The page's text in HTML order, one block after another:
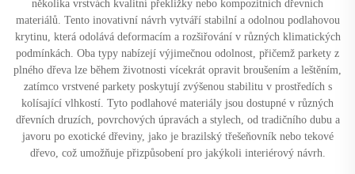
několika vrstvách kvalitní překližky nebo kompozitních dřevních
materiálů. Tento inovativní návrh vytváří stabilní a odolnou podlahovou
krytinu, která odolává deformacím a rozšiřování v různých klimatických
podmínkách. Oba typy nabízejí výjimečnou odolnost, přičemž parkety z
plného dřeva lze během životnosti vícekrát opravit broušením a leštěním,
zatímco vrstvené parkety poskytují zvýšenou stabilitu v prostředích s
kolísající vlhkostí. Tyto podlahové materiály jsou dostupné v různých
dřevních druzích, povrchových úpravách a stylech, od tradičního dubu a
javoru po exotické dřeviny, jako je brazilský třešeňovník nebo tekové
dřevo, což umožňuje přizpůsobení pro jakýkoli interiérový návrh.